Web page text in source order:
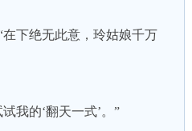
下绝无此意，玲姑娘千万
的‘翻天一式’。”